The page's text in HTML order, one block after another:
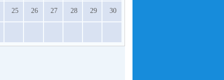
25 26 27 28 29 30